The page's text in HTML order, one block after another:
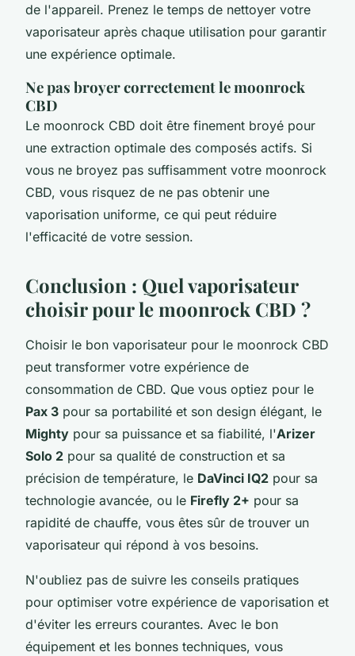
de l'appareil. Prenez le temps de nettoyer votre
vaporisateur après chaque utilisation pour garantir
une expérience optimale.
Ne pas broyer correctement le moonrock
CBD
Le moonrock CBD doit être finement broyé pour
une extraction optimale des composés actifs. Si
vous ne broyez pas suffisamment votre moonrock
CBD, vous risquez de ne pas obtenir une
vaporisation uniforme, ce qui peut réduire
l'efficacité de votre session.
Conclusion : Quel vaporisateur
choisir pour le moonrock CBD ?
Choisir le bon vaporisateur pour le moonrock CBD
peut transformer votre expérience de
consommation de CBD. Que vous optiez pour le
Pax 3 pour sa portabilité et son design élégant, le
Mighty pour sa puissance et sa fiabilité, l'Arizer
Solo 2 pour sa qualité de construction et sa
précision de température, le DaVinci IQ2 pour sa
technologie avancée, ou le Firefly 2+ pour sa
rapidité de chauffe, vous êtes sûr de trouver un
vaporisateur qui répond à vos besoins.
N'oubliez pas de suivre les conseils pratiques
pour optimiser votre expérience de vaporisation et
d'éviter les erreurs courantes. Avec le bon
équipement et les bonnes techniques, vous